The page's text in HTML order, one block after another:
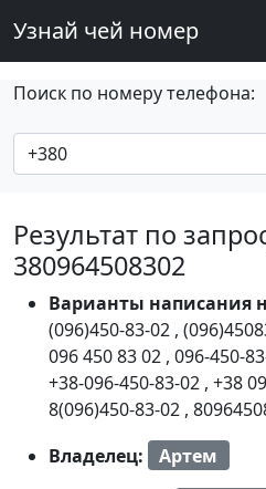
Узнай чей номер
Поиск по номеру телефона:
Результат по
380964508302
Варианты написания
(096)450-83-02 ,
096 450 83 02 , 096-450-
+38-096-450-83-02 , +38
8(096)450-83-02 ,
Владелец:
Артем